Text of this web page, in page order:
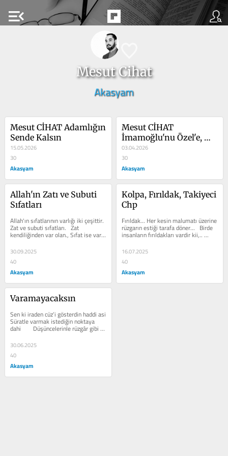
menu_open
Mesut Cihat
Akasyam
Mesut CİHAT Adamlığın
Sende Kalsın
15.05.2026
30
Akasyam
Mesut CİHAT
İmamoğlu'nu Özel'e,
Özel'i Belediyelerine
Vursan
03.04.2026
30
Akasyam
Allah'ın Zatı ve Subuti
Sıfatları
Allah'ın sıfatlarının varlığı iki çeşittir.
Zat ve subuti sıfatları.   Zat
kendiliğinden var olan., Sıfat ise var
olmak için bir zata...
30.09.2025
40
Akasyam
Kolpa, Fırıldak, Takiyeci
Chp
Fırıldak... Her kesin malumatı üzerine
rüzgarın estiği tarafa döner...   Birde
insanların fırıldakları vardir kii,.. ...
16.07.2025
40
Akasyam
Varamayacaksın
Sen ki iraden cüz’i gösterdin haddi asi
Süratle varmak istediğin noktaya
dahi        Düşüncelerinle rüzgâr gibi
30.06.2025
40
Akasyam